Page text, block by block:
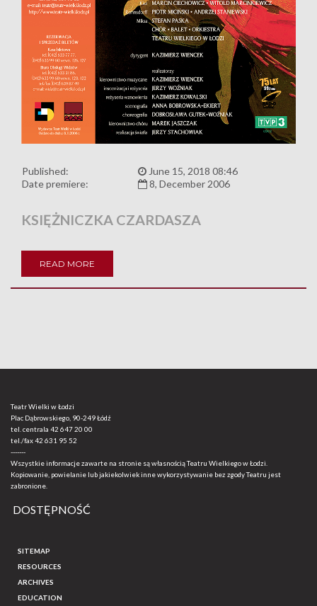
Published:
June 15, 2018 08:46
Date premiere:
8, December 2006
KSIĘŻNICZKA CZARDASZA
READ MORE
Teatr Wielki w Łodzi
Plac Dąbrowskiego, 90-249 Łódź
tel. centrala 42 647 20 00
tel./fax42 631 95 52
-------
Wszystkie informacje zawarte na stronie są własnością Teatru Wielkiego w Łodzi.
Kopiowanie, powielanie lub jakiekolwiek inne wykorzystywanie bez zgody Teatru jest
zabronione.
DOSTĘPNOŚĆ
SITEMAP
RESOURCES
ARCHIVES
EDUCATION